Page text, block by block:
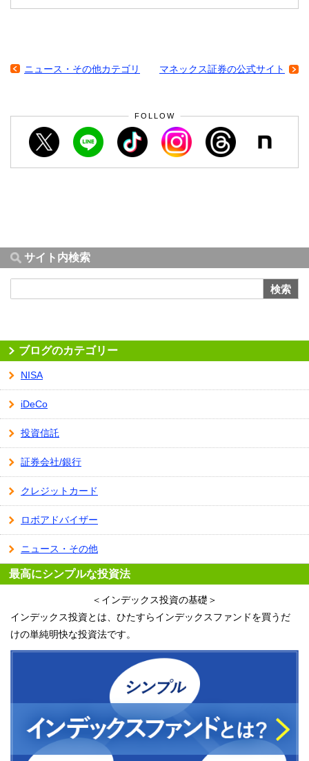
ニュース・その他カテゴリ マネックス証券の公式サイト
FOLLOW
サイト内検索
検索
ブログのカテゴリー
NISA
iDeCo
投資信託
証券会社/銀行
クレジットカード
ロボアドバイザー
ニュース・その他
最高にシンプルな投資法
＜インデックス投資の基礎＞
インデックス投資とは、ひたすらインデックスファンドを買うだ
けの単純明快な投資法です。